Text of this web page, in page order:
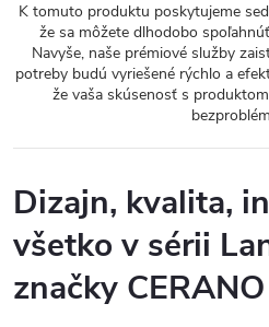
K tomuto produktu poskytujeme
že sa môžete dlhodobo
Navyše, naše prémiové služby
potreby budú vyriešené rýchlo a
že vaša skúsenosť s
Dizajn, kvalita,
všetko v sérii
značky CERANO